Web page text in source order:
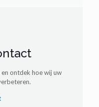
ontdek hoe wij uw